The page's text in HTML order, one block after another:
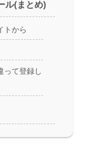
ル(まとめ)
トから
って登録し